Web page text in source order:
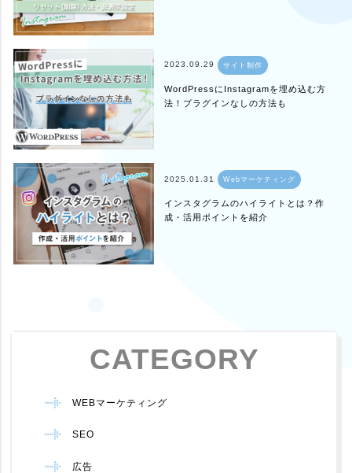
2023.09.29 サイト制作
WordPressにInstagramを埋め込む方
法！プラグインなしの方法も
2025.01.31 Webマーケティング
インスタグラムのハイライトとは？作
成・活用ポイントを紹介
CATEGORY
WEBマーケティング
SEO
広告